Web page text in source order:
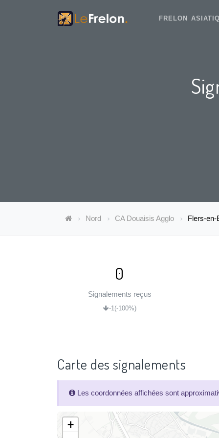
FRELON
Nord CA Douaisis Agglo Flers-en-
0
Signalements reçus
-1(-100%)
Carte des signalements
Les coordonnées affichées sont
+